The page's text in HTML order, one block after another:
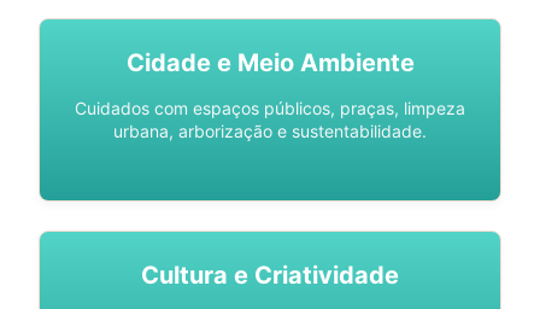
Cidade e Meio Ambiente
Cuidados com espaços públicos, praças, limpeza
urbana, arborização e sustentabilidade.
Cultura e Criatividade